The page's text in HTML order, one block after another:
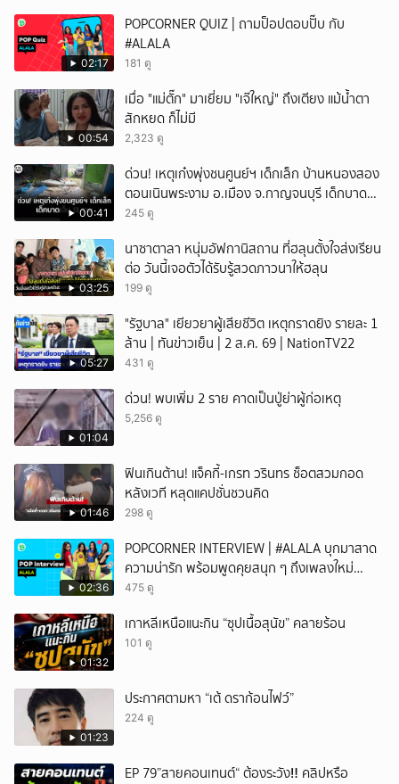
02:17
POPCORNER QUIZ | ถามป็อปตอบปั๊บ กับ
#ALALA
181 ดู
00:54
เมื่อ "แม่ตั๊ก" มาเยี่ยม "เจ๊ใหญ่" ถึงเตียง แม้น้ำตา
สักหยด ก็ไม่มี
2,323 ดู
00:41
ด่วน! เหตุเก๋งพุ่งชนศูนย์ฯ เด็กเล็ก บ้านหนองสอง
ตอนเนินพระงาม อ.เมือง จ.กาญจนบุรี เด็กบาด
เจ็บ 13 ราย
245 ดู
03:25
นาซาตาลา หนุ่มอัฟกานิสถาน ที่ฮลุนตั้งใจส่งเรียน
ต่อ วันนี้เจอตัวได้รับรู้สวดภาวนาให้ฮลุน
199 ดู
05:27
"รัฐบาล" เยียวยาผู้เสียชีวิต เหตุกราดยิง รายละ 1
ล้าน | ทันข่าวเย็น | 2 ส.ค. 69 | NationTV22
431 ดู
01:04
ด่วน! พบเพิ่ม 2 ราย คาดเป็นปู่ย่าผู้ก่อเหตุ
5,256 ดู
01:46
ฟินเกินต้าน! แจ็คกี้-เกรท วรินทร ช็อตสวมกอด
หลังเวที หลุดแคปชั่นชวนคิด
298 ดู
02:36
POPCORNER INTERVIEW | #ALALA บุกมาสาด
ความน่ารัก พร้อมพูดคุยสนุก ๆ ถึงเพลงใหม่
'ON&OFF'
475 ดู
01:32
เกาหลีเหนือแนะกิน “ซุปเนื้อสุนัข” คลายร้อน
101 ดู
01:23
ประกาศตามหา “เต้ ดราก้อนไฟว์”
224 ดู
EP 79”สายคอนเทนต์“ ต้องระวัง‼️ คลิปหรือ